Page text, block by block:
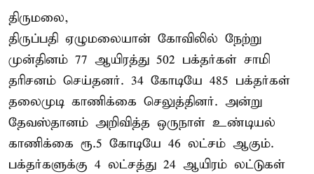
திருமலை,
திருப்பதி ஏழுமலையான் கோவிலில் நேற்று
முன்தினம் 77 ஆயிரத்து 502 பக்தர்கள் சாமி
தரிசனம் செய்தனர். 34 கோடியே 485 பக்தர்கள்
தலைமுடி காணிக்கை செலுத்தினர். அன்று
தேவஸ்தானம் அறிவித்த ஒருநாள் உண்டியல்
காணிக்கை ரூ.5 கோடியே 46 லட்சம் ஆகும்.
பக்தர்களுக்கு 4 லட்சத்து 24 ஆயிரம் லட்டுகள்